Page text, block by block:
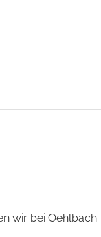
wir bei Oehlbach.